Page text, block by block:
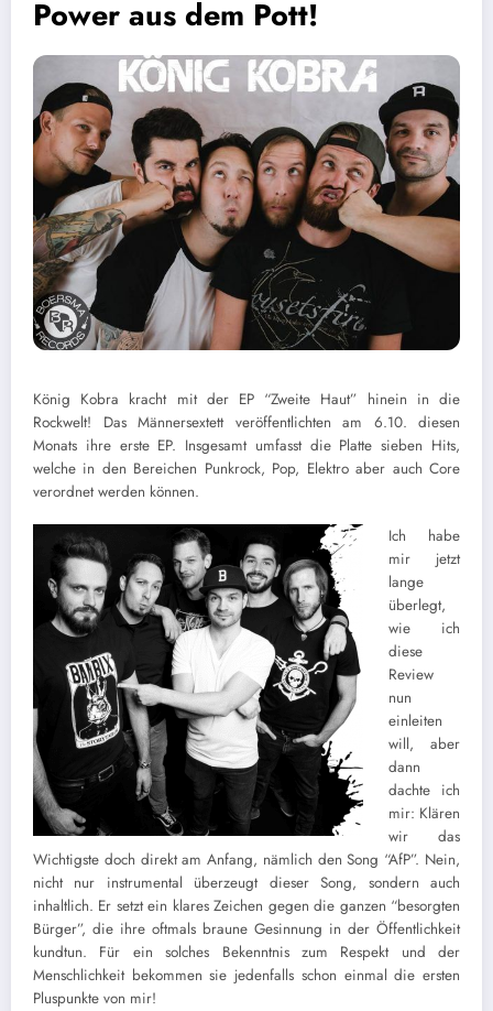
Power aus dem Pott!
König Kobra kracht mit der EP “Zweite Haut” hinein in die
Rockwelt! Das Männersextett veröffentlichten am 6.10. diesen
Monats ihre erste EP. Insgesamt umfasst die Platte sieben Hits,
welche in den Bereichen Punkrock, Pop, Elektro aber auch Core
verordnet werden können.
Ich habe
mir jetzt
lange
überlegt,
wie ich
diese
Review
nun
einleiten
will, aber
dann
dachte ich
mir: Klären
wir das
Wichtigste doch direkt am Anfang, nämlich den Song “AfP”. Nein,
nicht nur instrumental überzeugt dieser Song, sondern auch
inhaltlich. Er setzt ein klares Zeichen gegen die ganzen “besorgten
Bürger”, die ihre oftmals braune Gesinnung in der Öffentlichkeit
kundtun. Für ein solches Bekenntnis zum Respekt und der
Menschlichkeit bekommen sie jedenfalls schon einmal die ersten
Pluspunkte von mir!